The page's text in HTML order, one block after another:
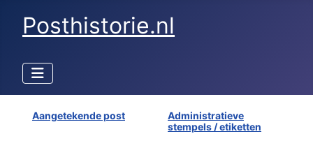
Posthistorie.nl
Aangetekende post
Administratieve
stempels / etiketten